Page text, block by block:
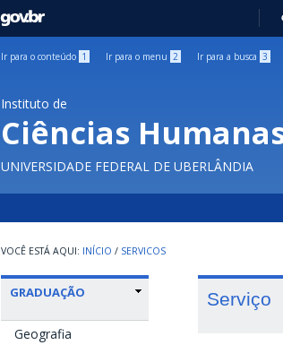
GOVBR
Ir para o conteúdo 1 Ir para o menu 2 Ir para a busca 3
Instituto de
Ciências
UNIVERSIDADE FEDERAL DE UBERLÂNDIA
INÍCIO / SERVICOS
GRADUAÇÃO
Geografia
Serviço